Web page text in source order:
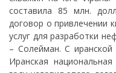
составила 85 млн.
договор о привлечении
услуг для разработки
– Солейман. С
Иранская